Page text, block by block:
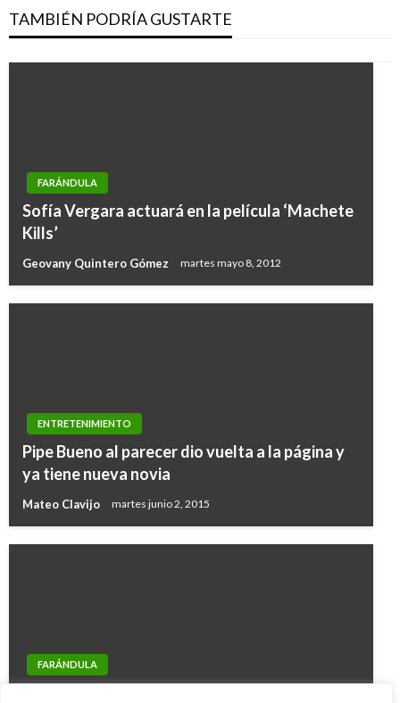
TAMBIÉN PODRÍA GUSTARTE
FARÁNDULA
Sofía Vergara actuará en la película ‘Machete
Kills’
Geovany Quintero Gómez martes mayo 8, 2012
ENTRETENIMIENTO
Pipe Bueno al parecer dio vuelta a la página y
ya tiene nueva novia
Mateo Clavijo martes junio 2, 2015
FARÁNDULA
ENTRETENIMIENTO